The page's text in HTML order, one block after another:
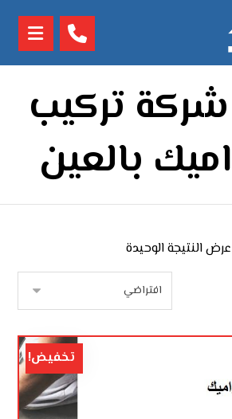
تركيب
بالعين
عرض النتيجة الوحيدة
تخفيض!